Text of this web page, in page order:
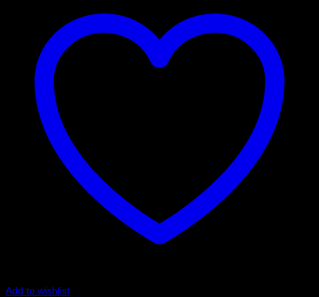
Add to wishlist